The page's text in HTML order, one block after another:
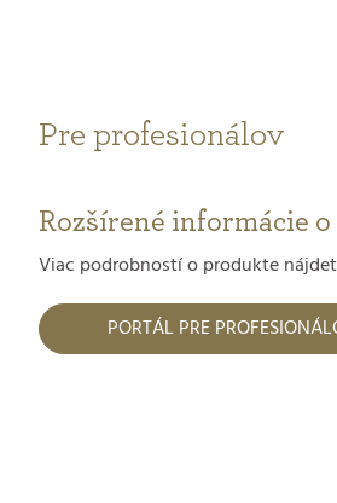
Pre profesionálov
Rozšírené informácie
Viac podrobností o produkte
PORTÁL PRE